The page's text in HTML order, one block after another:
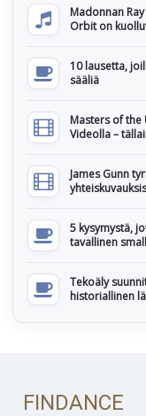
Madonnan
Orbit on
10 lausetta,
sääliä
Masters of the
Videolla –
James Gunn
5 kysymystä,
tavallinen
Tekoäly
historiallinen
FINDANCE